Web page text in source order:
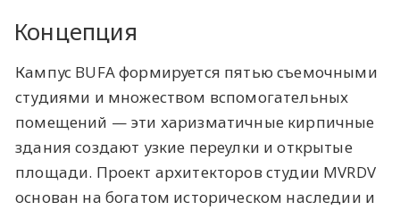
Концепция
Кампус BUFA формируется пятью съемочными
студиями и множеством вспомогательных
помещений — эти харизматичные кирпичные
здания создают узкие переулки и открытые
площади. Проект архитекторов студии MVRDV
основан на богатом историческом наследии и